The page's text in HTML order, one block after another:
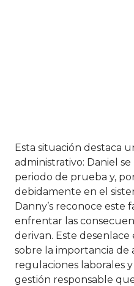
Esta situación destaca
administrativo: Daniel
periodo de prueba y,
debidamente en el
Danny’s reconoce este
enfrentar las
derivan. Este
sobre la importancia de
regulaciones laborales
gestión responsable